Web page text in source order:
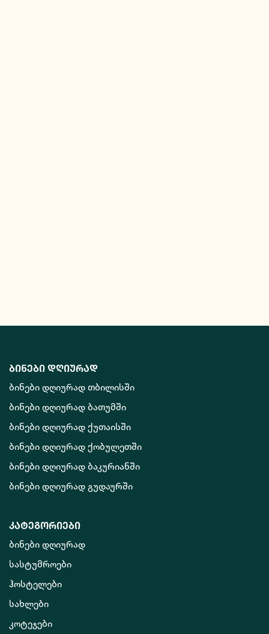
ბინები დღიურად
ბინები დღიურად თბილისში
ბინები დღიურად ბათუმში
ბინები დღიურად ქუთაისში
ბინები დღიურად ქობულეთში
ბინები დღიურად ბაკურიანში
ბინები დღიურად გუდაურში
კატეგორიები
ბინები დღიურად
სასტუმროები
ჰოსტელები
სახლები
კოტეჯები